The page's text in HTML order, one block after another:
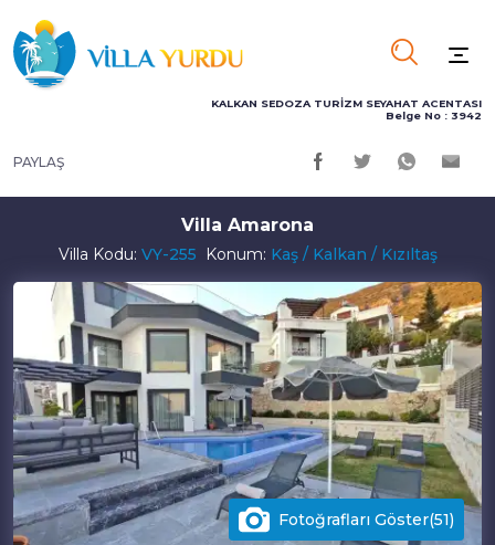
KALKAN SEDOZA TURİZM SEYAHAT ACENTASI
Belge No : 3942
PAYLAŞ
Villa Amarona
Villa Kodu: VY-255 Konum: Kaş / Kalkan / Kızıltaş
Fotoğrafları Göster(51)